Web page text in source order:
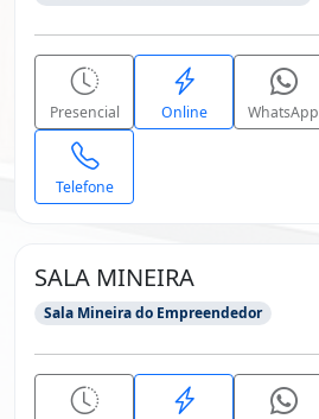
Presencial Online WhatsApp
Telefone
SALA MINEIRA
Sala Mineira do Empreendedor